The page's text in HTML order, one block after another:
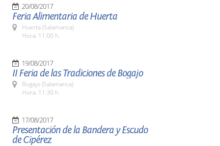
20/08/2017
Feria Alimentaria de Huerta
Huerta (Salamanca)
Hora: 11:00 h.
19/08/2017
II Feria de las Tradiciones de Bogajo
Bogajo (Salamanca)
Hora: 11:30 h.
17/08/2017
Presentación de la Bandera y Escudo
de Cipérez